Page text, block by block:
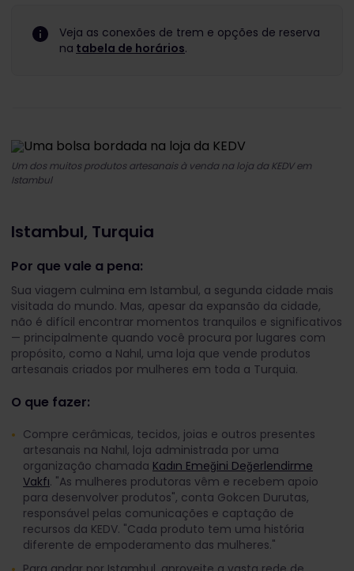
Veja as conexões de trem e opções de reserva
na tabela de horários.
Um dos muitos produtos artesanais à venda na loja da KEDV em
Istambul
Istambul, Turquia
Por que vale a pena:
Sua viagem culmina em Istambul, a segunda cidade mais
visitada do mundo. Mas, apesar da expansão da cidade,
não é difícil encontrar momentos tranquilos e significativos
— principalmente quando você procura por lugares com
propósito, como a Nahıl, uma loja que vende produtos
artesanais criados por mulheres em toda a Turquia.
O que fazer:
Compre cerâmicas, tecidos, joias e outros presentes
artesanais na Nahıl, loja administrada por uma
organização chamada Kadın Emeğini Değerlendirme
Vakfı. "As mulheres produtoras vêm e recebem apoio
para desenvolver produtos", conta Gokcen Durutas,
responsável pelas comunicações e captação de
recursos da KEDV. "Cada produto tem uma história
diferente de empoderamento das mulheres."